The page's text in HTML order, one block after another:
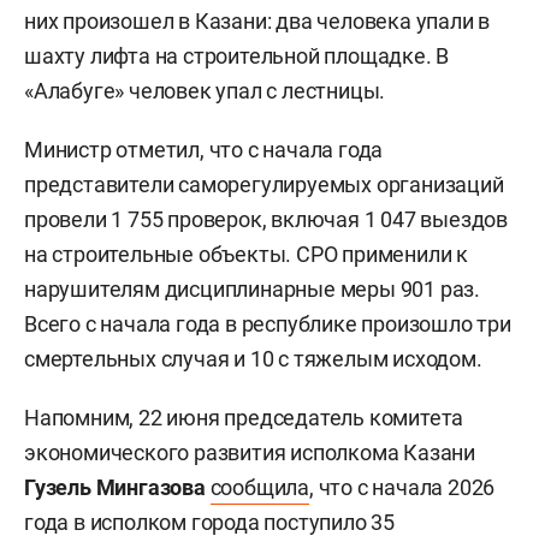
них произошел в Казани: два человека упали в
шахту лифта на строительной площадке. В
«Алабуге» человек упал с лестницы.
Министр отметил, что с начала года
представители саморегулируемых организаций
провели 1 755 проверок, включая 1 047 выездов
на строительные объекты. СРО применили к
нарушителям дисциплинарные меры 901 раз.
Всего с начала года в республике произошло три
смертельных случая и 10 с тяжелым исходом.
Напомним, 22 июня председатель комитета
экономического развития исполкома Казани
Гузель Мингазова сообщила, что с начала 2026
года в исполком города поступило 35